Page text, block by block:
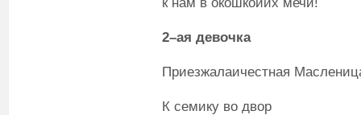
2–ая девочка
Приезжалаичестная
К семику во двор